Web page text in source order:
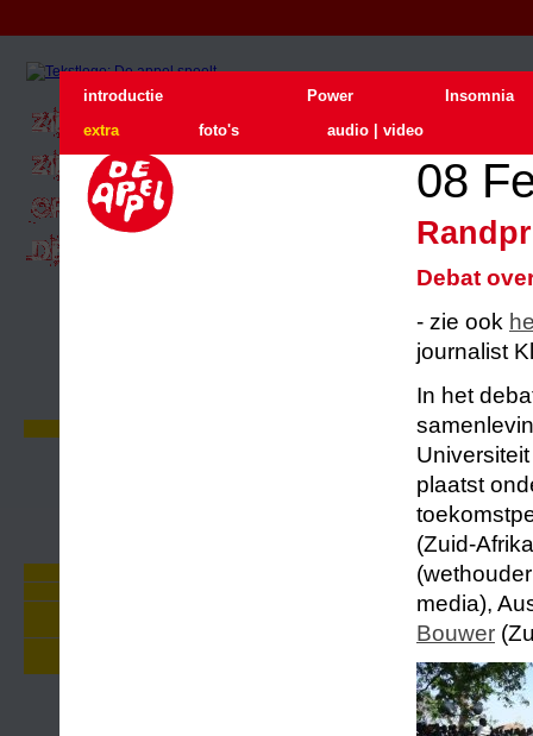
introductie Power
Insomnia
extra
foto's audio | video
08
Debat
- zie ook
journalist
In het
plaatst
(Zuid-
media),
Bouwer